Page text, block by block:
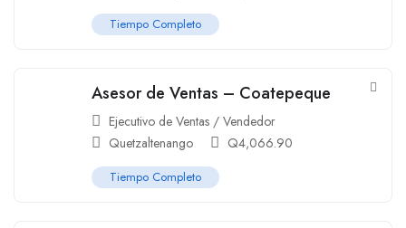
Tiempo Completo
Asesor de Ventas – Coatepeque
Ejecutivo de Ventas / Vendedor
Quetzaltenango
Q4,066.90
Tiempo Completo